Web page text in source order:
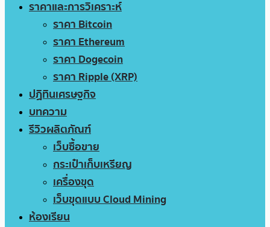
ราคาและการวิเคราะห์
ราคา Bitcoin
ราคา Ethereum
ราคา Dogecoin
ราคา Ripple (XRP)
ปฏิทินเศรษฐกิจ
บทความ
รีวิวผลิตภัณฑ์
เว็บซื้อขาย
กระเป๋าเก็บเหรียญ
เครื่องขุด
เว็บขุดแบบ Cloud Mining
ห้องเรียน